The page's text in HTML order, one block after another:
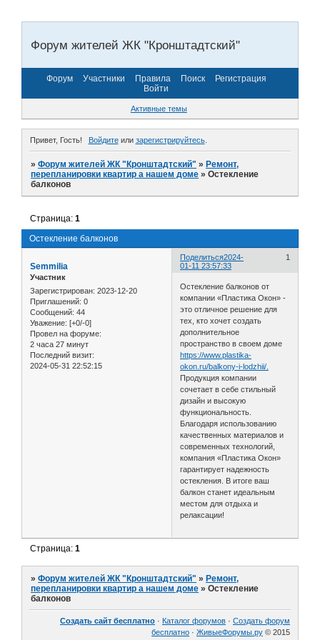
Форум жителей ЖК "Кронштадтский"
Форум Участники Правила Поиск
Регистрация
Войти
Активные темы
Привет, Гость! Войдитеили зарегистрируйтесь.
»Форум жителей ЖК "Кронштадтский" »Ремонт,
перепланировки квартир а нашем доме »Остекление
балконов
Остекление балконов
Страница:1
Поделиться 1
2024-
01-11 23:57:33
Semmilia
Участник
Зарегистрирован: 2023-12-20
Приглашений: 0
Сообщений: 44
Уважение: [+0/-0]
Провел на форуме:
2 часа 27 минут
Последний визит:
2024-05-31 22:52:15
Остекление балконов от
компании «Пластика Окон» -
это отличное решение для
тех, кто хочет создать
дополнительное
пространство в своем доме
https://www.plastika-
okon.ru/balkony-i-lodzhii/.
Продукция компании
сочетает в себе стильный
дизайн и высокую
функциональность.
Благодаря использованию
качественных материалов и
современных технологий,
компания «Пластика Окон»
гарантирует надежность
остекления. В итоге ваш
балкон станет идеальным
местом для отдыха и
релаксации!
Страница:1
»Форум жителей ЖК "Кронштадтский" »Ремонт,
перепланировки квартир а нашем доме »Остекление
балконов
Создать сайт бесплатно · Каталог форумов · Создать форум
бесплатно · ЖивыеФорумы.ру © 2015